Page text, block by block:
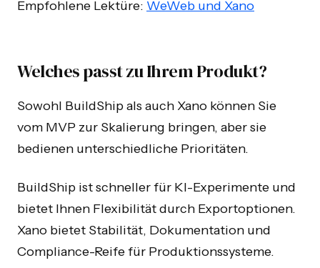
Empfohlene Lektüre: WeWeb und Xano
Welches passt zu Ihrem Produkt?
Sowohl BuildShip als auch Xano können Sie
vom MVP zur Skalierung bringen, aber sie
bedienen unterschiedliche Prioritäten.
BuildShip ist schneller für KI-Experimente und
bietet Ihnen Flexibilität durch Exportoptionen.
Xano bietet Stabilität, Dokumentation und
Compliance-Reife für Produktionssysteme.